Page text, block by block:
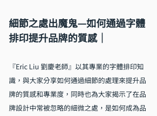
細節之處出魔鬼—如何通過字體
排印提升品牌的質感｜
『Eric Liu 劉慶老師』以其專業的字體排印知
識，與大家分享如何通過細節的處理來提升品
牌的質感和專業度，同時也為大家揭示了在品
牌設計中常被忽略的細微之處，是如何成為品